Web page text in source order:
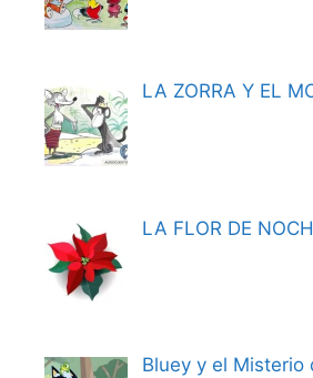
LA ZORRA Y EL
LA FLOR DE
Bluey y el Misterio